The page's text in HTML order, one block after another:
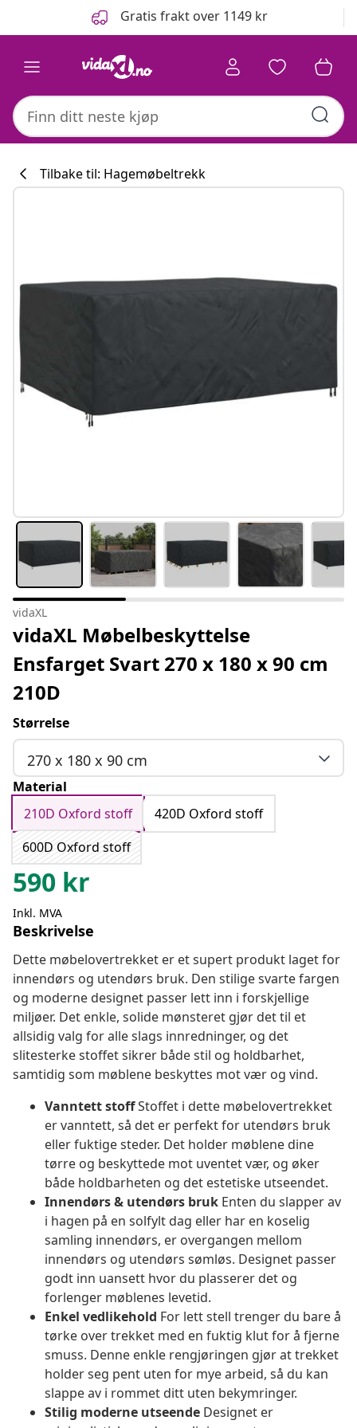
Gratis frakt over 1149 kr
Tilbake til: Hagemøbeltrekk
vidaXL
vidaXL Møbelbeskyttelse
Ensfarget Svart 270 x 180 x 90 cm
210D
Størrelse
270 x 180 x 90 cm
Material
210D Oxford stoff
420D Oxford stoff
600D Oxford stoff
590 kr
Inkl. MVA
Beskrivelse
Dette møbelovertrekket er et supert produkt laget for
innendørs og utendørs bruk. Den stilige svarte fargen
og moderne designet passer lett inn i forskjellige
miljøer. Det enkle, solide mønsteret gjør det til et
allsidig valg for alle slags innredninger, og det
slitesterke stoffet sikrer både stil og holdbarhet,
samtidig som møblene beskyttes mot vær og vind.
Vanntett stoffStoffet i dette møbelovertrekket
er vanntett, så det er perfekt for utendørs bruk
eller fuktige steder. Det holder møblene dine
tørre og beskyttede mot uventet vær, og øker
både holdbarheten og det estetiske utseendet.
Innendørs & utendørs bruk Enten du slapper av
i hagen på en solfylt dag eller har en koselig
samling innendørs, er overgangen mellom
innendørs og utendørs sømløs. Designet passer
godt inn uansett hvor du plasserer det og
forlenger møblenes levetid.
Enkel vedlikehold For lett stell trenger du bare å
tørke over trekket med en fuktig klut for å fjerne
smuss. Denne enkle rengjøringen gjør at trekket
holder seg pent uten for mye arbeid, så du kan
slappe av i rommet ditt uten bekymringer.
Stilig moderne utseende Designet er